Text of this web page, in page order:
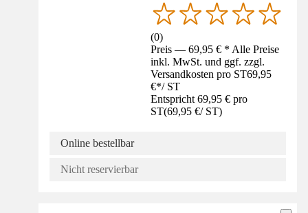
(0)
Preis — 69,95 € * Alle Preise
inkl. MwSt. und ggf. zzgl.
Versandkosten pro ST69,95
€*/ ST
Entspricht 69,95 € pro
ST(69,95 €/ ST)
Online bestellbar
Nicht reservierbar